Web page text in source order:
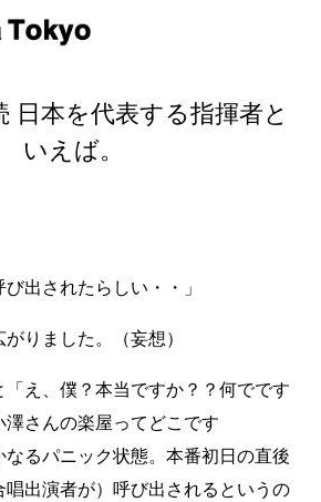
日本を代表する指揮者と
いえば。
び出されたらしい・・」
りました。（妄想）
え、僕？本当ですか？？何でです
さんの楽屋ってどこです
るパニック状態。本番初日の直後
唱出演者が）呼び出されるというの